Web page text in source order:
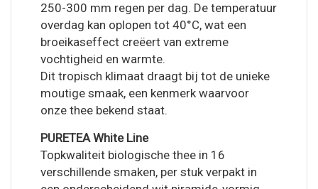
250-300 mm regen per dag. De temperatuur
overdag kan oplopen tot 40°C, wat een
broeikaseffect creëert van extreme
vochtigheid en warmte.
Dit tropisch klimaat draagt bij tot de unieke
moutige smaak, een kenmerk waarvoor
onze thee bekend staat.
PURETEA White Line
Topkwaliteit biologische thee in 16
verschillende smaken, per stuk verpakt in